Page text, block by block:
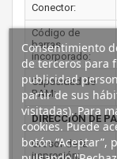
Conector:
Código de
barras
incorporado:
Capacidad de
RAM:
DIRECCIÓN DE
Grosor de la
impresión:
Consentimiento
de terceros para
publicidad
partir de sus
visitadas). Para
cookies. Puede
botón “Aceptar”,